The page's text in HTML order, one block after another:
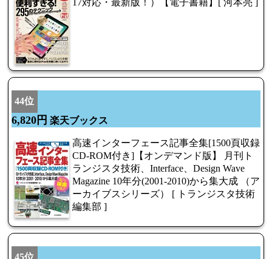
44位
6,820円 楽天ブックス
高速インターフェース記事全集[1500頁収録
CD-ROM付き]【オンデマンド版】 月刊ト
ランジスタ技術、Interface、Design Wave
Magazine 10年分(2001-2010)から集大成 （ア
ーカイブスシリーズ） [ トランジスタ技術
編集部 ]
45位